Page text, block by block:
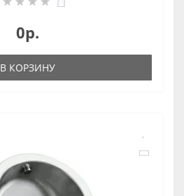
0р.
В КОРЗИНУ